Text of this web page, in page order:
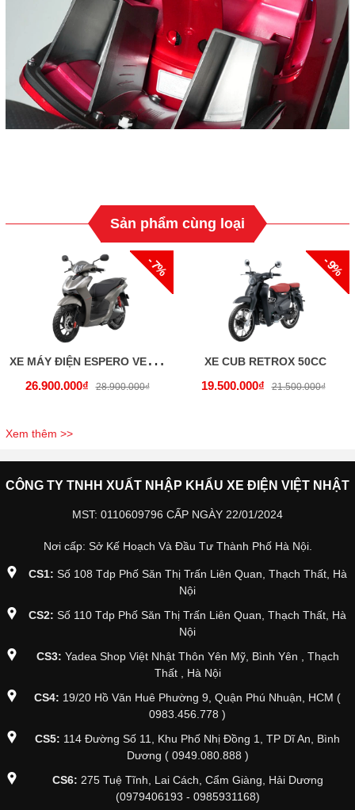
Sản phẩm cùng loại
- 7%
X
E MÁY ĐIỆN ESPERO VELIA P (PIN LITHIUM)
26.900.000₫ 28.900.000₫
- 9%
XE CUB RETROX 50CC
19.500.000₫ 21.500.000₫
Xem thêm >>
CÔNG TY TNHH XUẤT NHẬP KHẨU XE ĐIỆN VIỆT NHẬT
MST: 0110609796 CẤP NGÀY 22/01/2024
Nơi cấp: Sở Kế Hoạch Và Đầu Tư Thành Phố Hà Nội.
CS1: Số 108 Tdp Phố Săn Thị Trấn Liên Quan, Thạch Thất, Hà
Nội
CS2: Số 110 Tdp Phố Săn Thị Trấn Liên Quan, Thạch Thất, Hà
Nội
CS3: Yadea Shop Việt Nhật Thôn Yên Mỹ, Bình Yên , Thạch
Thất , Hà Nội
CS4: 19/20 Hồ Văn Huê Phường 9, Quận Phú Nhuận, HCM (
0983.456.778 )
CS5: 114 Đường Số 11, Khu Phố Nhị Đồng 1, TP Dĩ An, Bình
Dương ( 0949.080.888 )
CS6: 275 Tuệ Tĩnh, Lai Cách, Cẩm Giàng, Hải Dương
(0979406193 - 0985931168)